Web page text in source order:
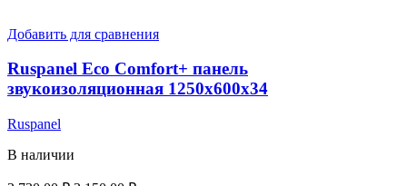
Добавить для сравнения
Ruspanel Eco Comfort+ панель
звукоизоляционная 1250x600x34
Ruspanel
В наличии